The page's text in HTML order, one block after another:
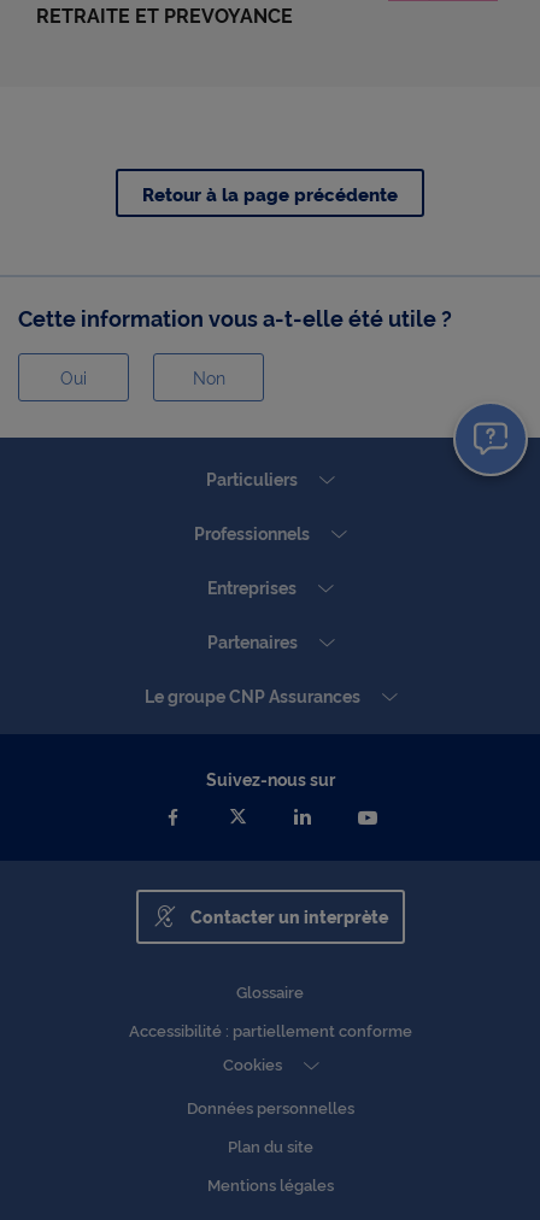
RETRAITE ET PREVOYANCE
Retour à la page précédente
Cette information vous a-t-elle été utile ?
Oui Non
Particuliers
Professionnels
Entreprises
Partenaires
Le groupe CNP Assurances
Contacter un interprète
Glossaire
Accessibilité : partiellement conforme
Cookies
Données personnelles
Plan du site
Mentions légales
Suivez-nous sur